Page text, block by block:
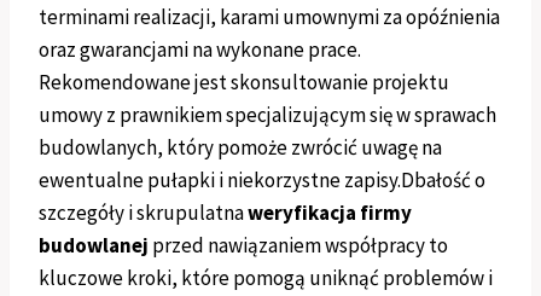
terminami realizacji, karami umownymi za opóźnienia
oraz gwarancjami na wykonane prace.
Rekomendowane jest skonsultowanie projektu
umowy z prawnikiem specjalizującym się w sprawach
budowlanych, który pomoże zwrócić uwagę na
ewentualne pułapki i niekorzystne zapisy.Dbałość o
szczegóły i skrupulatnaweryfikacja firmy
budowlanej przed nawiązaniem współpracy to
kluczowe kroki, które pomogą uniknąć problemów i